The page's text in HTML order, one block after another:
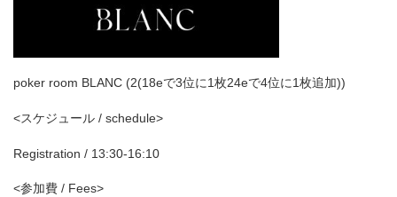
poker room BLANC (2(18eで3位に1枚24eで4位に1枚追加))
<スケジュール / schedule>
Registration / 13:30-16:10
<参加費 / Fees>